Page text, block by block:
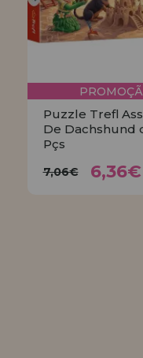
Puzzle Trefl
De Dachshund
Pçs
7,06€ 6,36€